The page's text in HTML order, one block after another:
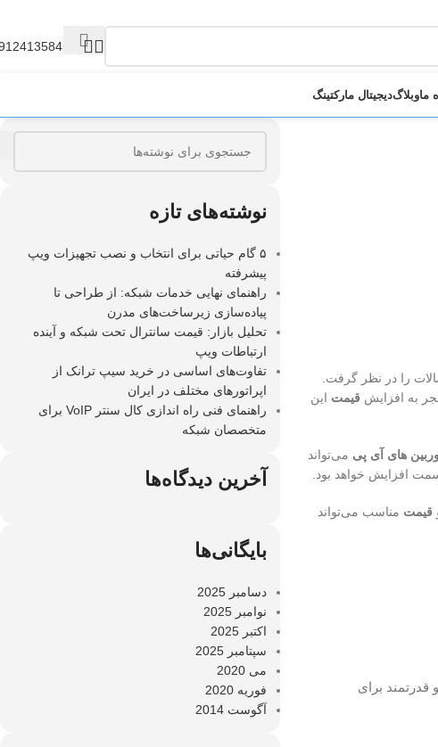
ماوبلاگدیجیتال مارکتینگ
را در نظر گرفت.
به افزایش قیمت این
های آی پی می‌تواند
افزایش خواهد بود.
قیمت مناسب می‌تواند
برای
نوشته‌های تازه
۵ گام حیاتی برای انتخاب و نصب تجهیزات ویپ
پیشرفته
راهنمای نهایی خدمات شبکه: از طراحی تا
پیاده‌سازی زیرساخت‌های مدرن
تحلیل بازار: قیمت سانترال تحت شبکه و آینده
ارتباطات ویپ
تفاوت‌های اساسی در خرید سیپ ترانک از
اپراتورهای مختلف در ایران
راهنمای فنی راه اندازی کال سنتر VoIP برای
متخصصان شبکه
آخرین دیدگاه‌ها
بایگانی‌ها
دسامبر 2025
نوامبر 2025
اکتبر 2025
سپتامبر 2025
می 2020
فوریه 2020
آگوست 2014